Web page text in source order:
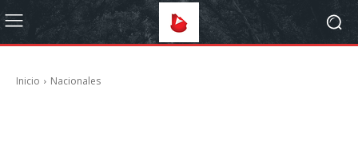
Inicio Nacionales